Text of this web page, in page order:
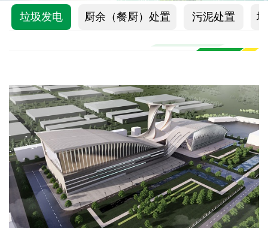
垃圾发电 厨余（餐厨）处置 污泥处置